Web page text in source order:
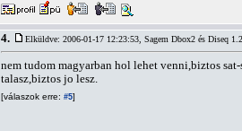
4. Elküldve: 2006-01-17 12:23:53, Sagem Dbox2 és Diseq
nem tudom magyarban hol lehet venni,biztos
talasz,biztos jo lesz.
[válaszok erre: #5]